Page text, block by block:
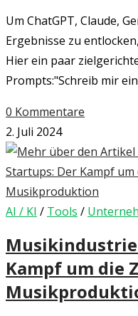
Um ChatGPT, Claude,
Ergebnisse zu
Hier ein paar
Prompts:"Schreib mir
0 Kommentare
2. Juli 2024
AI / KI / Tools /
Musikindustrie
Kampf um die